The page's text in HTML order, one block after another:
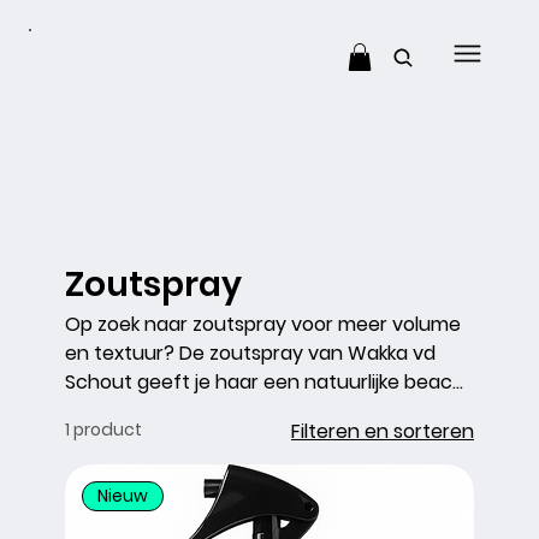
Zoutspray
Op zoek naar zoutspray voor meer volume
en textuur? De zoutspray van Wakka vd
Schout geeft je haar een natuurlijke beach
kapsels, messy styles en extra grip tijdens
het stylen. Deze sea salt spray zorgt voor
lichte hold zonder dat je haar hard of
plakkerig wordt. Geschikt voor dagelijks
1 product Filteren en sorteren
Nieuw